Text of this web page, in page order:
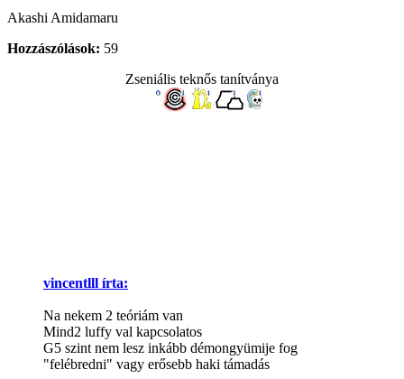
Akashi Amidamaru
Hozzászólások: 59
Zseniális teknős tanítványa
vincentlll írta:
Na nekem 2 teóriám van
Mind2 luffy val kapcsolatos
G5 szint nem lesz inkább démongyümije fog
"felébredni" vagy erősebb haki támadás